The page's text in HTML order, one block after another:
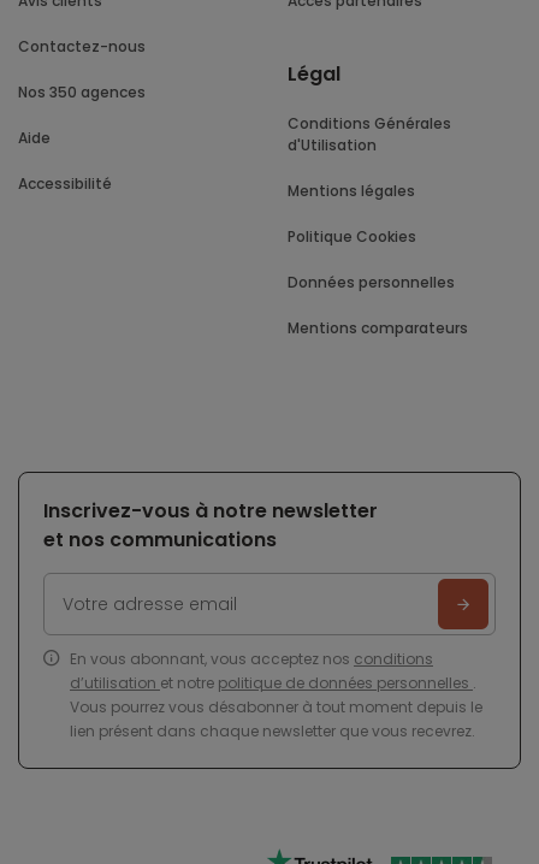
Contactez-nous
Nos 350 agences
Aide
Accessibilité
Légal
Conditions Générales
d'Utilisation
Mentions légales
Politique Cookies
Données personnelles
Mentions comparateurs
Inscrivez-vous à notre newsletter
et nos communications
En vous abonnant, vous acceptez nos conditions
d’utilisation et notre politique de données personnelles .
Vous pourrez vous désabonner à tout moment depuis le
lien présent dans chaque newsletter que vous recevrez.